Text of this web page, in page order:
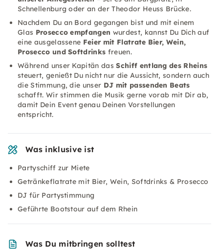
Schnellenburg oder an der Theodor Heuss Brücke.
Nachdem Du an Bord gegangen bist und mit einem
Glas Prosecco empfangen wurdest, kannst Du Dich auf
eine ausgelassene Feier mit Flatrate Bier, Wein,
Prosecco und Softdrinks freuen.
Während unser Kapitän dasSchiff entlang des Rheins
steuert, genießt Du nicht nur die Aussicht, sondern auch
die Stimmung, die unser DJ mit passenden Beats
schafft. Wir stimmen die Musik gerne vorab mit Dir ab,
damit Dein Event genau Deinen Vorstellungen
entspricht.
Was inklusive ist
Partyschiff zur Miete
Getränkeflatrate mit Bier, Wein, Softdrinks & Prosecco
DJ für Partystimmung
Geführte Bootstour auf dem Rhein
Was Du mitbringen solltest